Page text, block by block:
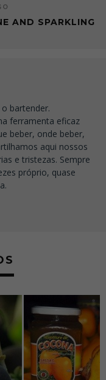
AND SPARKLING
bartender.
ferramenta eficaz
beber, onde beber,
aqui nossos
e tristezas. Sempre
próprio, quase